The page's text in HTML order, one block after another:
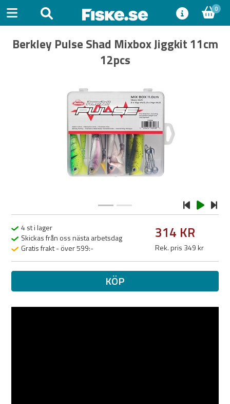
0
Berkley Pulse Shad Mixbox Jiggkit 11cm
12pcs
4 st i lager
Skickas från oss nästa arbetsdag
Gratis frakt - över 599:-
314 KR
Rek. pris 349 kr
KÖP